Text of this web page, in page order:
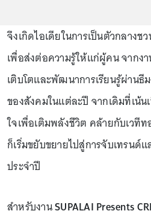
จึงเกิดไอเดียในการเป็นตัวกลาง
เพื่อส่งต่อความรู้ให้แก่ผู้คน จากง
เติบโตและพัฒนาการเรียนรู้ผ่านธี
ของสังคมในแต่ละปี จากเดิมที่เน้
ใจเพื่อเติมพลังชีวิต คล้ายกับเวที
ก็เริ่มขยับขยายไปสู่การจับเทรน
ประจำปี
สำหรับงานSUPALAI Presents